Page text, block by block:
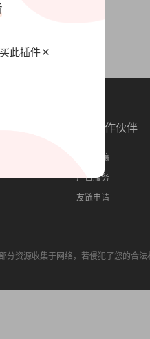
合作伙伴
我要投稿
广告服务
友链申请
分资源收集于网络，若侵犯了您的合法
此插件